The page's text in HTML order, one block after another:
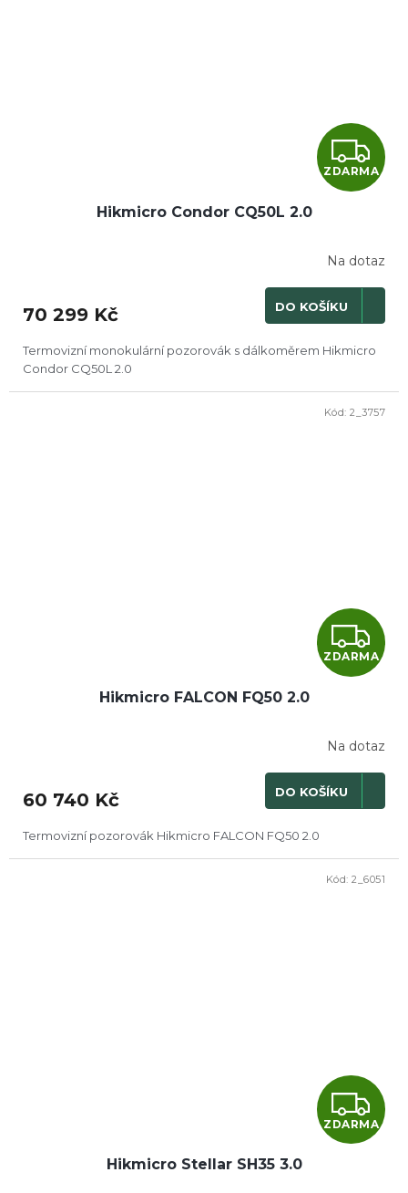
Z
D
R
M
A
ZDARMA
Hikmicro Condor CQ50L 2.0
Na dotaz
70 299 Kč DO KOŠÍKU
Termovizní monokulární pozorovák s dálkoměrem Hikmicro
Condor CQ50L 2.0
Z
D
R
M
ZDARMA
Hikmicro FALCON FQ50 2.0
Na dotaz
60 740 Kč DO KOŠÍKU
Termovizní pozorovák Hikmicro FALCON FQ50 2.0
Kód: 2_3757
Z
D
ZDARMA
Hikmicro Stellar SH35 3.0
Kód: 2_6051